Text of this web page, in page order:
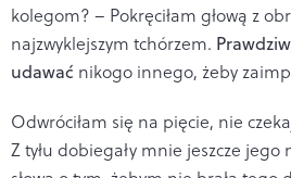
kolegom? – Pokręciłam głową z
najzwyklejszym tchórzem.
udawać nikogo innego, żeby
Odwróciłam się na pięcie, nie
Z tyłu dobiegały mnie jeszcze jego